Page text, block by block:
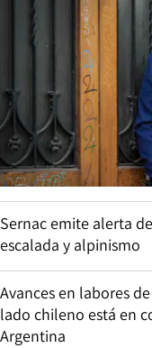
Sernac emite alerta
escalada y alpinismo
Avances en labores
lado chileno está en
Argentina